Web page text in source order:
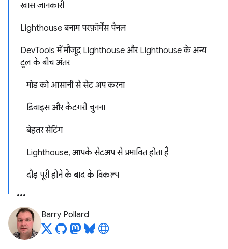
खास जानकारी
Lighthouse बनाम परफ़ॉर्मेंस पैनल
DevTools में मौजूद Lighthouse और Lighthouse के अन्य
टूल के बीच अंतर
मोड को आसानी से सेट अप करना
डिवाइस और कैटगरी चुनना
बेहतर सेटिंग
Lighthouse, आपके सेटअप से प्रभावित होता है
दौड़ पूरी होने के बाद के विकल्प
Barry Pollard